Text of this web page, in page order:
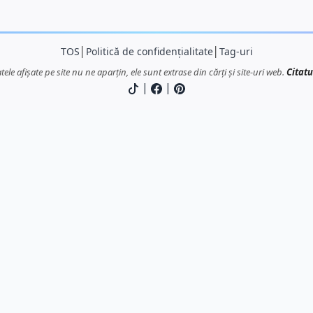
TOS Politică de confidențialitate│ Tag-uri
afișate pe site nu ne aparțin, ele sunt extrase din cărți și site-uri web.
| |